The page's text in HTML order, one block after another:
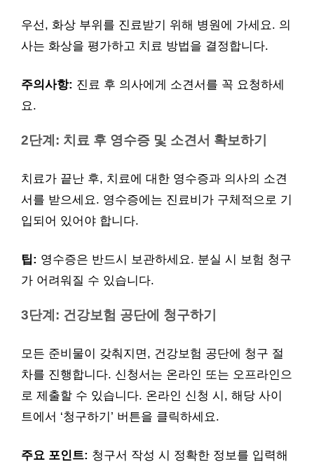
우선, 화상 부위를 진료받기 위해 병원에 가세요. 의
사는 화상을 평가하고 치료 방법을 결정합니다.
주의사항: 진료 후 의사에게 소견서를 꼭 요청하세
요.
2단계: 치료 후 영수증 및 소견서 확보하기
치료가 끝난 후, 치료에 대한 영수증과 의사의 소견
서를 받으세요. 영수증에는 진료비가 구체적으로 기
입되어 있어야 합니다.
팁: 영수증은 반드시 보관하세요. 분실 시 보험 청구
가 어려워질 수 있습니다.
3단계: 건강보험 공단에 청구하기
모든 준비물이 갖춰지면, 건강보험 공단에 청구 절
차를 진행합니다. 신청서는 온라인 또는 오프라인으
로 제출할 수 있습니다. 온라인 신청 시, 해당 사이
트에서 ‘청구하기’ 버튼을 클릭하세요.
주요 포인트: 청구서 작성 시 정확한 정보를 입력해